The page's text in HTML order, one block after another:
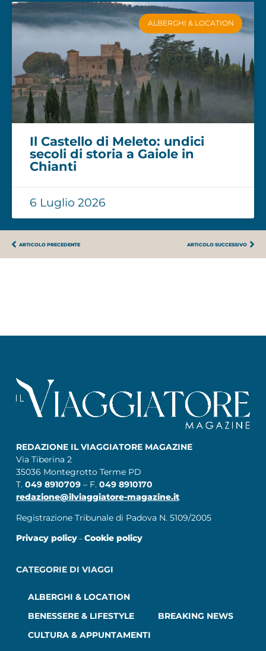
ALBERGHI & LOCATION
Il Castello di Meleto: undici
secoli di storia a Gaiole in
Chianti
6 Luglio 2026
ARTICOLO PRECEDENTE ARTICOLO SUCCESSIVO
REDAZIONE IL VIAGGIATORE MAGAZINE
Via Tiberina 2
35036 Montegrotto Terme PD
T. 049 8910709 – F. 049 8910170
redazione@ilviaggiatore-magazine.it
Registrazione Tribunale di Padova N. 5109/2005
Privacy policy– Cookie policy
CATEGORIE DI VIAGGI
ALBERGHI & LOCATION
BENESSERE & LIFESTYLE
BREAKING NEWS
CULTURA & APPUNTAMENTI